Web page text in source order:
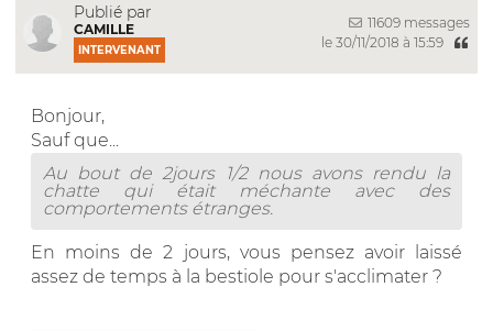
Publié par
CAMILLE
INTERVENANT
11609 messages
le 30/11/2018 à 15:59
Bonjour,
Sauf que...
Au bout de 2jours 1/2 nous avons rendu la
chatte qui était méchante avec des
comportements étranges.
En moins de 2 jours, vous pensez avoir laissé
assez de temps à la bestiole pour s'acclimater ?